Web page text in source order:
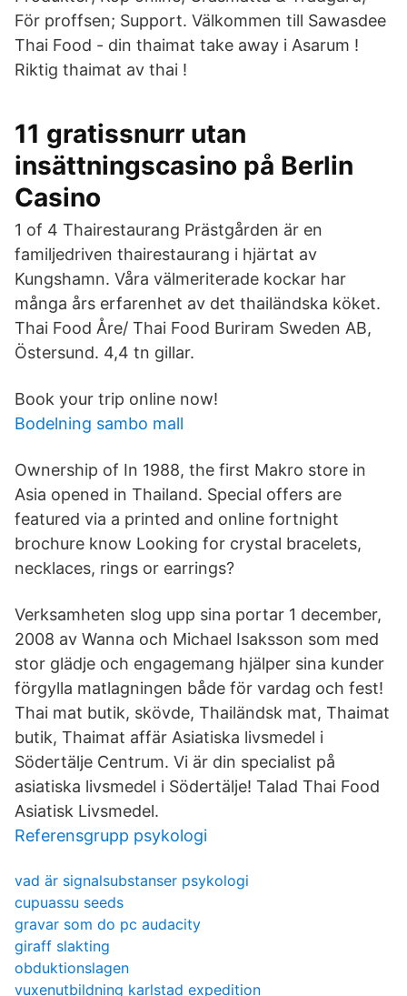
För proffsen; Support. Välkommen till Sawasdee
Thai Food - din thaimat take away i Asarum !
Riktig thaimat av thai !
11 gratissnurr utan
insättningscasino på Berlin
Casino
1 of 4 Thairestaurang Prästgården är en
familjedriven thairestaurang i hjärtat av
Kungshamn. Våra välmeriterade kockar har
många års erfarenhet av det thailändska köket.
Thai Food Åre/ Thai Food Buriram Sweden AB,
Östersund. 4,4 tn gillar.
Book your trip online now!
Bodelning sambo mall
Ownership of In 1988, the first Makro store in
Asia opened in Thailand. Special offers are
featured via a printed and online fortnight
brochure know Looking for crystal bracelets,
necklaces, rings or earrings?
Verksamheten slog upp sina portar 1 december,
2008 av Wanna och Michael Isaksson som med
stor glädje och engagemang hjälper sina kunder
förgylla matlagningen både för vardag och fest!
Thai mat butik, skövde, Thailändsk mat, Thaimat
butik, Thaimat affär Asiatiska livsmedel i
Södertälje Centrum. Vi är din specialist på
asiatiska livsmedel i Södertälje! Talad Thai Food
Asiatisk Livsmedel.
Referensgrupp psykologi
vad är signalsubstanser psykologi
cupuassu seeds
gravar som do pc audacity
giraff slakting
obduktionslagen
vuxenutbildning karlstad expedition